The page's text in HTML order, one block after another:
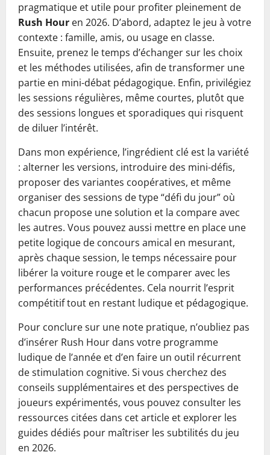
pragmatique et utile pour profiter pleinement de
Rush Hour en 2026. D’abord, adaptez le jeu à votre
contexte : famille, amis, ou usage en classe.
Ensuite, prenez le temps d’échanger sur les choix
et les méthodes utilisées, afin de transformer une
partie en mini-débat pédagogique. Enfin, privilégiez
les sessions régulières, même courtes, plutôt que
des sessions longues et sporadiques qui risquent
de diluer l’intérêt.
Dans mon expérience, l’ingrédient clé est la variété
: alterner les versions, introduire des mini-défis,
proposer des variantes coopératives, et même
organiser des sessions de type “défi du jour” où
chacun propose une solution et la compare avec
les autres. Vous pouvez aussi mettre en place une
petite logique de concours amical en mesurant,
après chaque session, le temps nécessaire pour
libérer la voiture rouge et le comparer avec les
performances précédentes. Cela nourrit l’esprit
compétitif tout en restant ludique et pédagogique.
Pour conclure sur une note pratique, n’oubliez pas
d’insérer Rush Hour dans votre programme
ludique de l’année et d’en faire un outil récurrent
de stimulation cognitive. Si vous cherchez des
conseils supplémentaires et des perspectives de
joueurs expérimentés, vous pouvez consulter les
ressources citées dans cet article et explorer les
guides dédiés pour maîtriser les subtilités du jeu
en 2026.